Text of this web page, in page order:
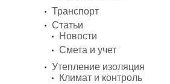
Транспорт
Статьи
Новости
Смета и учет
Утепление изоляция
Климат и контроль